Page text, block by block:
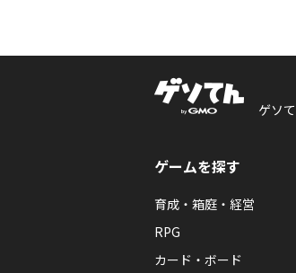
ゲソ
ゲームを探す
育成・箱庭・経営
RPG
カード・ボード